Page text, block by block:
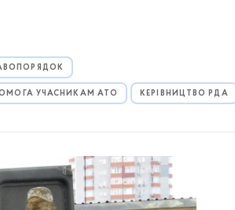
УЧАСНИКАМ АТО КЕРІВНИЦТВО РДА